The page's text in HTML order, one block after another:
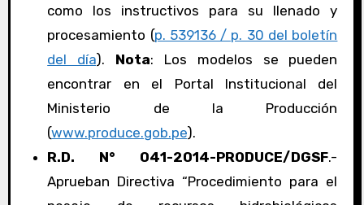
como los instructivos para su llenado y
procesamiento (p. 539136 / p. 30 del boletín
del día). Nota: Los modelos se pueden
encontrar en el Portal Institucional del
Ministerio de la Producción
(www.produce.gob.pe).
R.D. N° 041-2014-PRODUCE/DGSF.-
Aprueban Directiva “Procedimiento para el